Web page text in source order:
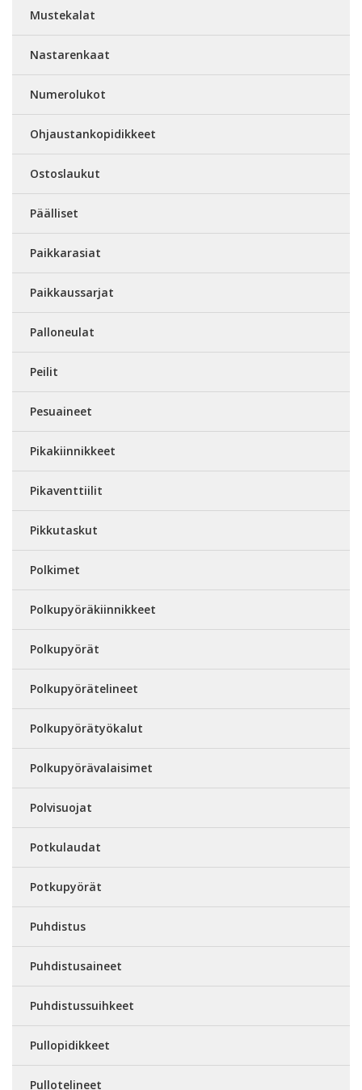
Mustekalat
Nastarenkaat
Numerolukot
Ohjaustankopidikkeet
Ostoslaukut
Päälliset
Paikkarasiat
Paikkaussarjat
Palloneulat
Peilit
Pesuaineet
Pikakiinnikkeet
Pikaventtiilit
Pikkutaskut
Polkimet
Polkupyöräkiinnikkeet
Polkupyörät
Polkupyörätelineet
Polkupyörätyökalut
Polkupyörävalaisimet
Polvisuojat
Potkulaudat
Potkupyörät
Puhdistus
Puhdistusaineet
Puhdistussuihkeet
Pullopidikkeet
Pullotelineet